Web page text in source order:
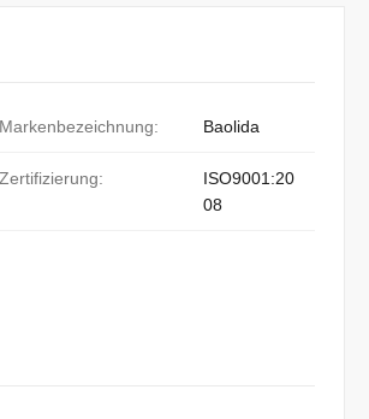
Markenbezeichnung: Baolida
Zertifizierung:
ISO9001:20
08